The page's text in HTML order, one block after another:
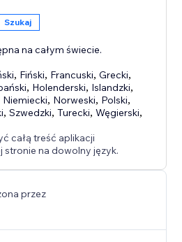
Szukaj
na całym świecie.
, Fiński, Francuski,Grecki,
, Holenderski, Islandzki,
Niemiecki, Norweski, Polski,
,Szwedzki,Turecki,Węgierski,
całą treść aplikacji
stronie na dowolny język.
przez